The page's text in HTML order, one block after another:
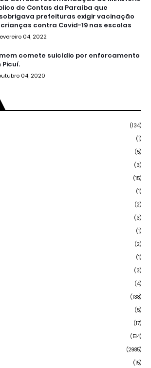
de Contas da Paraíba que
prefeituras exigir vacinação
contra Covid-19 nas escolas
04, 2022
comete suicídio por enforcamento
Picuí.
04, 2020
(134)
(1)
(5)
(3)
(15)
(1)
(2)
(3)
(1)
(2)
(1)
(3)
(4)
(138)
(5)
(17)
(514)
(2985)
(15)